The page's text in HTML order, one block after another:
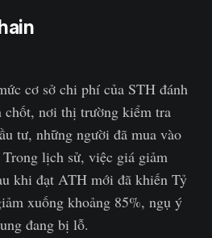
cơ sở chi phí của STH đánh
chốt, nơi thị trường kiểm tra
tư, những người đã mua vào
lịch sử, việc giá giảm
khi đạt ATH mới đã khiến Tỷ
xuống khoảng 85%, ngụ ý
đang bị lỗ.